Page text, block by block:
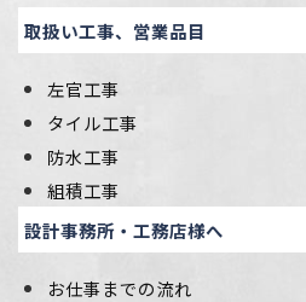
取扱い工事、営業品目
左官工事
タイル工事
防水工事
組積工事
設計事務所・工務店様へ
お仕事までの流れ